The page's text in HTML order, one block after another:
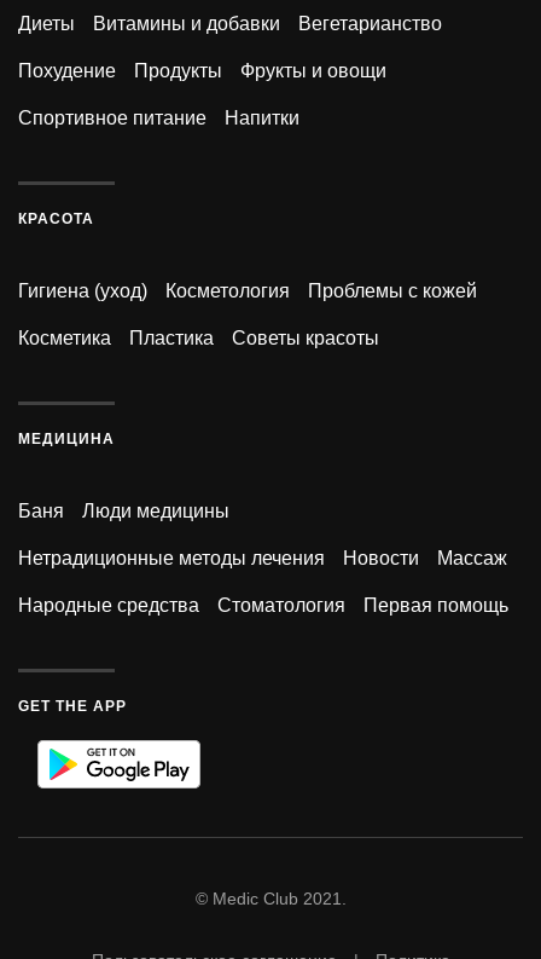
Диеты Витамины и добавки Вегетарианство
Похудение Продукты Фрукты и овощи
Спортивное питание Напитки
КРАСОТА
Гигиена (уход) Косметология Проблемы с кожей
Косметика Пластика Советы красоты
МЕДИЦИНА
Баня Люди медицины
Нетрадиционные методы лечения Новости Массаж
Народные средства Стоматология Первая помощь
GET THE APP
© Medic Club 2021.